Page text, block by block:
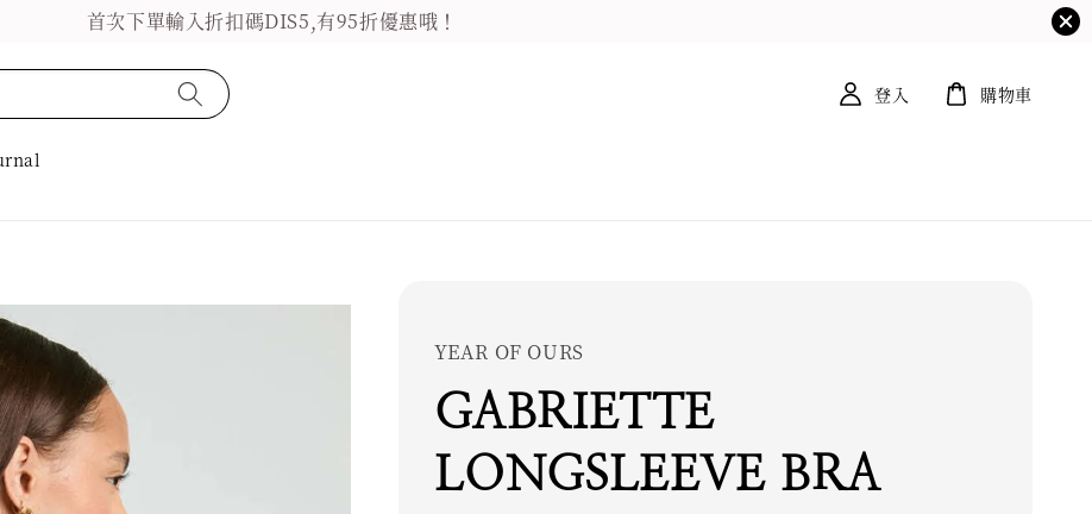
首次下單輸入折扣碼DIS5,有95折優惠哦！
登入 購物車
YEAR OF OURS
GABRIETTE
LONGSLEEVE BRA